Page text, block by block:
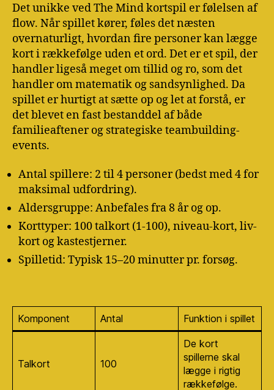
Det unikke ved The Mind kortspil er følelsen af
flow. Når spillet kører, føles det næsten
overnaturligt, hvordan fire personer kan lægge
kort i rækkefølge uden et ord. Det er et spil, der
handler ligeså meget om tillid og ro, som det
handler om matematik og sandsynlighed. Da
spillet er hurtigt at sætte op og let at forstå, er
det blevet en fast bestanddel af både
familieaftener og strategiske teambuilding-
events.
Antal spillere: 2 til 4 personer (bedst med 4 for
maksimal udfordring).
Aldersgruppe: Anbefales fra 8 år og op.
Korttyper: 100 talkort (1-100), niveau-kort, liv-
kort og kastestjerner.
Spilletid: Typisk 15–20 minutter pr. forsøg.
Komponent Antal Funktion i spillet
Talkort 100
De kort
spillerne skal
lægge i rigtig
rækkefølge.